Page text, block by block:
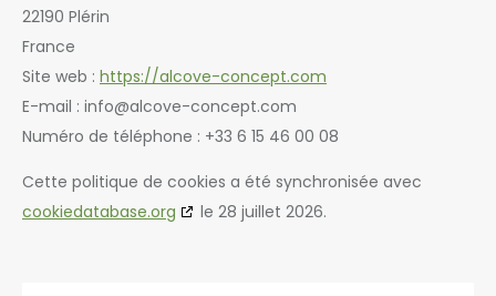
22190 Plérin
France
Site web : https://alcove-concept.com
E-mail : info@alcove-concept.com
Numéro de téléphone : +33 6 15 46 00 08
Cette politique de cookies a été synchronisée avec
cookiedatabase.org
le 28 juillet 2026.